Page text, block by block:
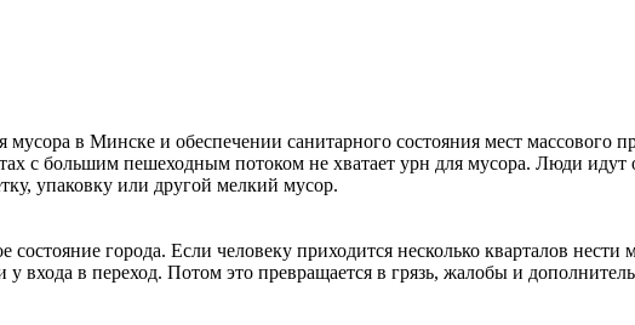
в Минске и обеспечении санитарного состояния мест массового
с большим пешеходным потоком не хватает урн для мусора. Люди
упаковку или другой мелкий мусор.
состояние города. Если человеку приходится несколько кварталов
у входа в переход. Потом это превращается в грязь, жалобы и